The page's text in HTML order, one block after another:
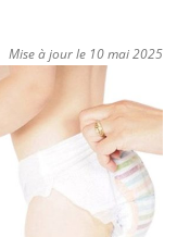
Mise à jour le 10 mai 2025